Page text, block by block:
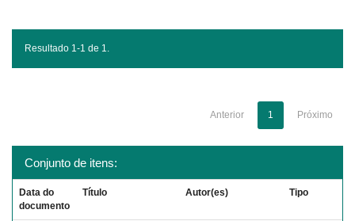
Resultado 1-1 de 1.
Anterior 1 Próximo
Conjunto de itens:
Data do
documento
Título Autor(es) Tipo